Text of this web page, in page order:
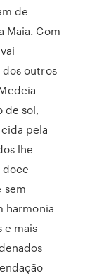
de
Maia. Com
outros
de sol,
pela
lhe
doce
sem
harmonia
e mais